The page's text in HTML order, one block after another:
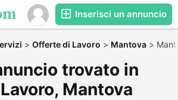
Inserisci un annuncio
> Offerte di Lavoro > Mantova >
trovato in
Mantova